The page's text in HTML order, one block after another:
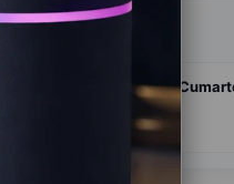
8 Ağustos
Standart Teslimat